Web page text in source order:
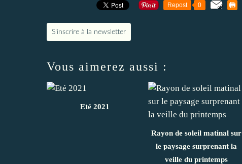
Repost 0
S'inscrire à la newsletter
Vous aimerez aussi :
Eté 2021
Rayon de soleil matinal sur
le paysage surprenant la
veille du printemps